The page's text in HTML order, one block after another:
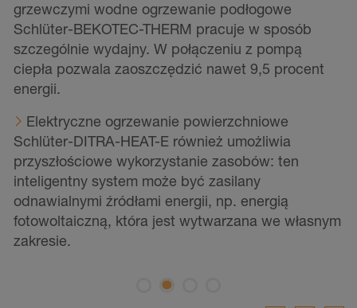
grzewczymi wodne ogrzewanie podłogowe
Schlüter-BEKOTEC-THERM pracuje w sposób
szczególnie wydajny. W połączeniu z pompą
ciepła pozwala zaoszczędzić nawet 9,5 procent
energii.
Elektryczne ogrzewanie powierzchniowe
Schlüter-DITRA-HEAT-E również umożliwia
przyszłościowe wykorzystanie zasobów: ten
inteligentny system może być zasilany
odnawialnymi źródłami energii, np. energią
fotowoltaiczną, która jest wytwarzana we własnym
zakresie.